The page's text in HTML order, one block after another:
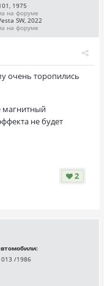
1975
на форуме
SW, 2022
на форуме
очень торопились
магнитный
не будет
2
/1986